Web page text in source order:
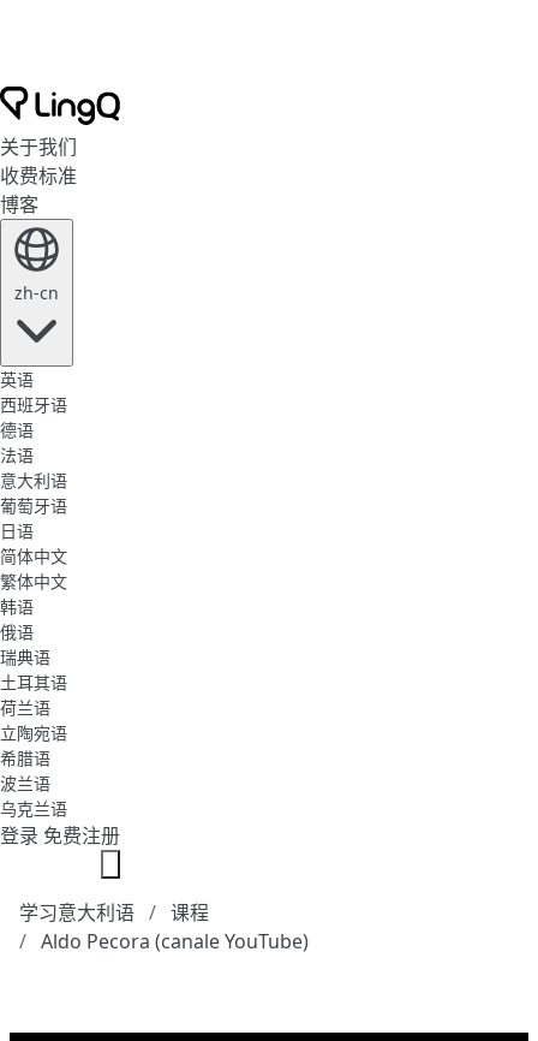
关于我们
收费标准
博客
zh-cn
英语
西班牙语
德语
法语
意大利语
葡萄牙语
日语
简体中文
繁体中文
韩语
俄语
瑞典语
土耳其语
荷兰语
立陶宛语
希腊语
波兰语
乌克兰语
登录 免费注册
学习意大利语
课程
Aldo Pecora (canale YouTube)